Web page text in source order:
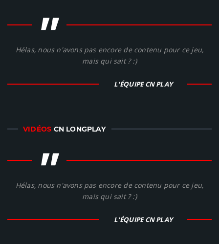
"
Hélas, nous n'avons pas encore de contenu pour ce jeu,
mais qui sait ? :)
L'ÉQUIPE CN PLAY
VIDÉOS CN LONGPLAY
"
Hélas, nous n'avons pas encore de contenu pour ce jeu,
mais qui sait ? :)
L'ÉQUIPE CN PLAY